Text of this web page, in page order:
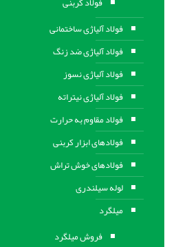
فولاد آلیاژی ساختمانی
فولاد آلیاژی ضد زنگ
فولاد آلیاژی نسوز
فولاد آلیاژی نیتراته
فولاد مقاوم به حرارت
فولادهای ابزار کربنی
فولادهای خوش تراش
لوله سیلندری
میلگرد
فروش میلگرد